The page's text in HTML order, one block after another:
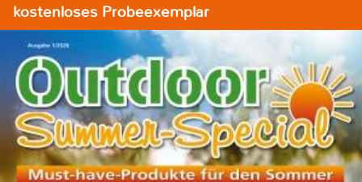
kostenloses Probeexemplar